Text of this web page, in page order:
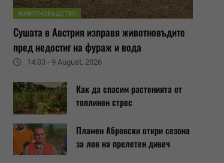
ЖИВОТНОВЪДСТВО
Сушата в Австрия изправя животновъдите
пред недостиг на фураж и вода
14:03 - 9 August, 2026
Как да спасим растенията от
топлинен стрес
Пламен Абровски откри сезона
за лов на прелетен дивеч